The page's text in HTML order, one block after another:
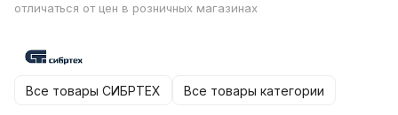
отличаться от цен в розничных магазинах
Все товары СИБРТЕХ Все товары категории